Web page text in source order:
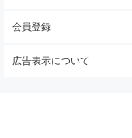
会員登録
広告表示について